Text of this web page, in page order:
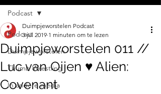
Podcast
Duimpjeworstelen
Thumb Wrestling
In andere media
Podcast
Duimpjeworstelen 011 //
Luc van Oijen ♥ Alien:
Covenant
Duimpjeworstelen Podcast
3 jul 2019 1 minuten om te lezen